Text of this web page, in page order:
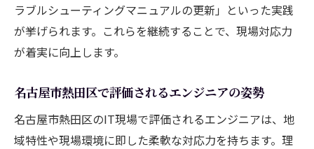
ラブルシューティングマニュアルの更新」といった実践
が挙げられます。これらを継続することで、現場対応力
が着実に向上します。
名古屋市熱田区で評価されるエンジニアの姿勢
名古屋市熱田区のIT現場で評価されるエンジニアは、地
域特性や現場環境に即した柔軟な対応力を持ちます。理